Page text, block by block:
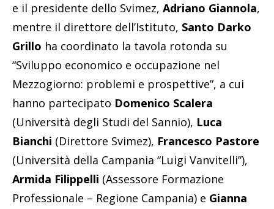
e il presidente dello Svimez, Adriano Giannola,
mentre il direttore dell’Istituto, Santo Darko
Grillo ha coordinato la tavola rotonda su
“Sviluppo economico e occupazione nel
Mezzogiorno: problemi e prospettive”, a cui
hanno partecipato Domenico Scalera
(Università degli Studi del Sannio), Luca
Bianchi (Direttore Svimez), Francesco Pastore
(Università della Campania “Luigi Vanvitelli”),
Armida Filippelli (Assessore Formazione
Professionale – Regione Campania) e Gianna